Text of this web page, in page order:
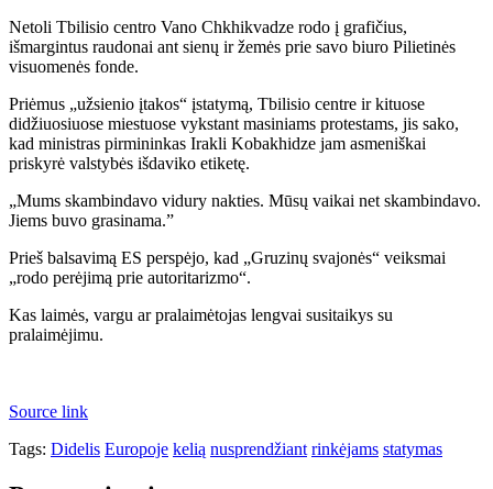
Netoli Tbilisio centro Vano Chkhikvadze rodo į grafičius,
išmargintus raudonai ant sienų ir žemės prie savo biuro Pilietinės
visuomenės fonde.
Priėmus „užsienio įtakos“ įstatymą, Tbilisio centre ir kituose
didžiuosiuose miestuose vykstant masiniams protestams, jis sako,
kad ministras pirmininkas Irakli Kobakhidze jam asmeniškai
priskyrė valstybės išdaviko etiketę.
„Mums skambindavo vidury nakties. Mūsų vaikai net skambindavo.
Jiems buvo grasinama.”
Prieš balsavimą ES perspėjo, kad „Gruzinų svajonės“ veiksmai
„rodo perėjimą prie autoritarizmo“.
Kas laimės, vargu ar pralaimėtojas lengvai susitaikys su
pralaimėjimu.
Source link
Tags: Didelis Europoje kelią nusprendžiant rinkėjams statymas